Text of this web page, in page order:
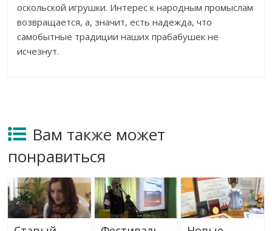
оскольской игрушки. Интерес к народным промыслам
возвращается, а, значит, есть надежда, что
самобытные традиции наших прабабушек не
исчезнут.
Вам также может
понравиться